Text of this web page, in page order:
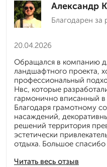
Александр
Благодарен за
20.04.2026
Читать весь отзыв
Обращался в компанию
ландшафтного проекта,
профессиональный
Нвс, которые
гармонично вписанный
Благодаря грамотному
насаждений,
решений территория
эстетически
отдыха. Большое спасибо